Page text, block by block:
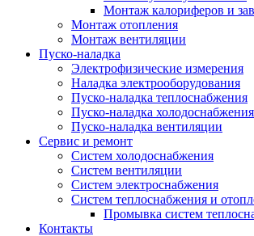
Монтаж калориферов и
Монтаж отопления
Монтаж вентиляции
Пуско-наладка
Электрофизические измерения
Наладка электрооборудования
Пуско-наладка теплоснабжения
Пуско-наладка холодоснабжения
Пуско-наладка вентиляции
Сервис и ремонт
Систем холодоснабжения
Систем вентиляции
Систем электроснабжения
Систем теплоснабжения и
Промывка систем
Контакты